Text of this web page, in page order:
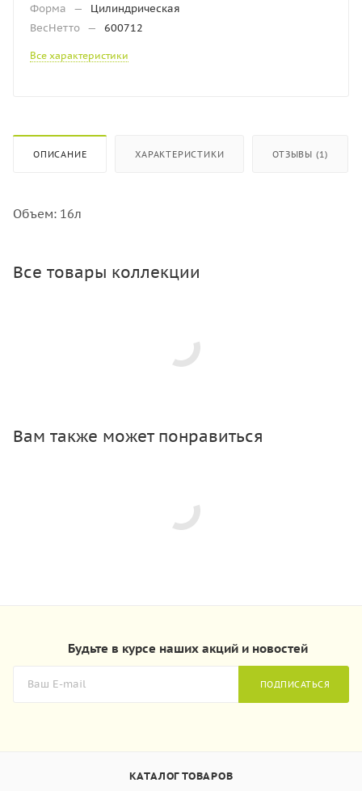
Форма
—
Цилиндрическая
ВесНетто — 600712
Все характеристики
ОПИСАНИЕ ХАРАКТЕРИСТИКИ ОТЗЫВЫ (1)
Объем: 16л
Все товары коллекции
Вам также может понравиться
Будьте в курсе наших акций и новостей
ПОДПИСАТЬСЯ
КАТАЛОГ ТОВАРОВ